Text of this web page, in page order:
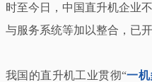
时至今日，中国直升机企业
与服务系统等加以整合，已
我国的直升机工业贯彻“一